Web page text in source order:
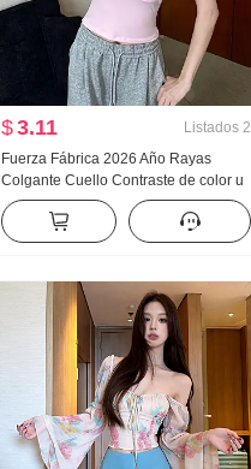
$3.11 Listados 2
Fuerza Fábrica 2026 Año Rayas
Colgante Cuello Contraste de color u
Collar Manga corta Dos piezas falsas
Top Mujer Chica atrevida Ajustado
Adelgazante Camiseta